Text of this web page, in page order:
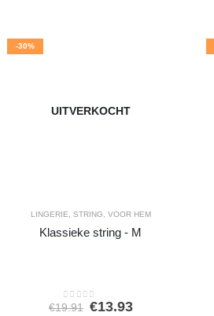
-30%
UITVERKOCHT
LINGERIE STRING VOOR HEM
Klassieke string - M
0out of 5
€19.91 Oorspronkelijke
€13.93Huidige